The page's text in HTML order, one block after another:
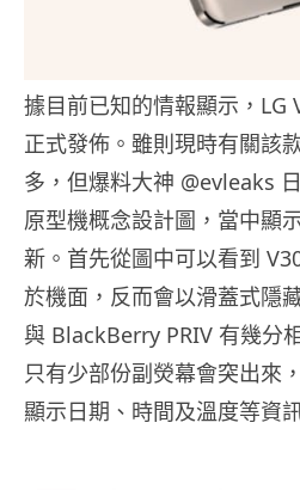
據目前已知的情報顯示，LG
正式發佈。雖則現時有關該
多，但爆料大神 @evleaks
原型機概念設計圖，當中顯
新。首先從圖中可以看到
於機面，反而會以滑蓋式隱
與 BlackBerry PRIV 有幾分
只有少部份副熒幕會突出來
顯示日期、時間及溫度等資